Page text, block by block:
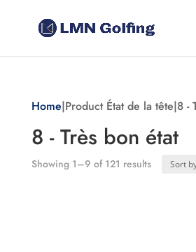
Home|Product État de la tête|8 -
8 - Très bon état
Showing 1–9 of 121 resultsSorted